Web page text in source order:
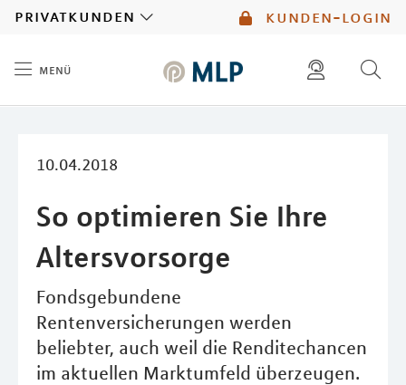
kunden-login
privatkunden
menü
10.04.2018
So optimieren Sie Ihre
Altersvorsorge
Fondsgebundene
Rentenversicherungen werden
beliebter, auch weil die Renditechancen
im aktuellen Marktumfeld überzeugen.